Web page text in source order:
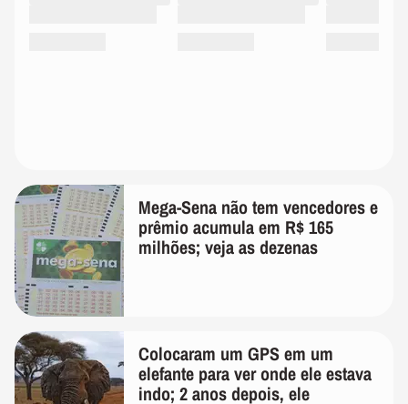
Mega-Sena não tem vencedores e
prêmio acumula em R$ 165
milhões; veja as dezenas
Colocaram um GPS em um
elefante para ver onde ele estava
indo; 2 anos depois, ele